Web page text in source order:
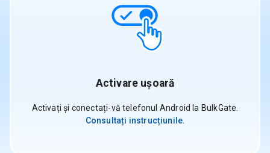
Activare ușoară
Activați și conectați-vă telefonul Android la BulkGate.
Consultați instrucțiunile